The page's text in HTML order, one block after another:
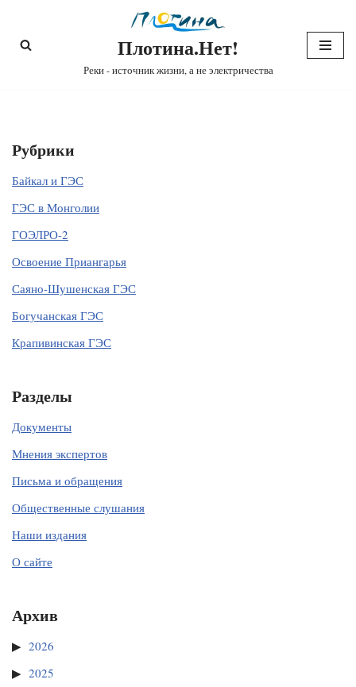
Перейти
Плотина.Нет!
Реки - источник жизни, а не электричества
Рубрики
Байкал и ГЭС
ГЭС в Монголии
ГОЭЛРО-2
Освоение Приангарья
Саяно-Шушенская ГЭС
Богучанская ГЭС
Крапивинская ГЭС
Разделы
Документы
Мнения экспертов
Письма и обращения
Общественные слушания
Наши издания
О сайте
Архив
2026
2025